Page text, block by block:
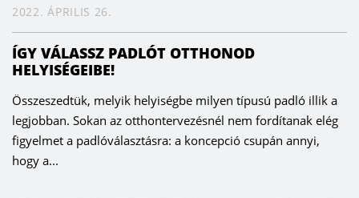
2022. ÁPRILIS 26.
ÍGY VÁLASSZ PADLÓT OTTHONOD
HELYISÉGEIBE!
Összeszedtük, melyik helyiségbe milyen típusú padló illik a
legjobban. Sokan az otthontervezésnél nem fordítanak elég
figyelmet a padlóválasztásra: a koncepció csupán annyi,
hogy a...